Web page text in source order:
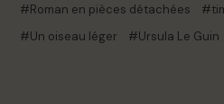
Roman en pièces détachées
Un oiseau léger
Ursula Le Guin